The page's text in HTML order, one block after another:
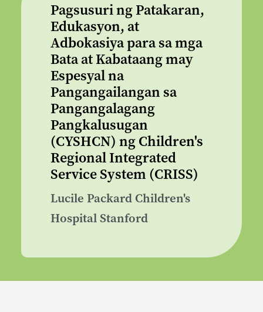
Pagsusuri ng Patakaran,
Edukasyon, at
Adbokasiya para sa mga
Bata at Kabataang may
Espesyal na
Pangangailangan sa
Pangangalagang
Pangkalusugan
(CYSHCN) ng Children's
Regional Integrated
Service System (CRISS)
Lucile Packard Children's
Hospital Stanford